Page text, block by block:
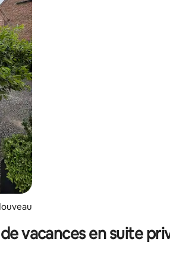
: 5 sur 5
hébergement
vacances en suite